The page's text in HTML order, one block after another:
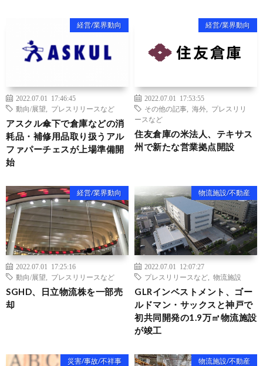
経営/業界動向
2022.07.01 17:46:45
動向/展望
プレスリリースなど
アスクル傘下で倉庫などの消
耗品・補修用品取り扱うアル
ファパーチェスが上場準備開
始
経営/業界動向
2022.07.01 17:53:55
その他の記事
海外
プレスリリ
ースなど
住友倉庫の米法人、テキサス
州で新たな営業拠点開設
経営/業界動向
2022.07.01 17:25:16
動向/展望
プレスリリースなど
SGHD、日立物流株を一部売
却
物流施設/不動産
2022.07.01 12:07:27
プレスリリースなど
物流施設
GLRインベストメント、ゴー
ルドマン・サックスと神戸で
初共同開発の1.9万㎡物流施設
が竣工
災害/事故/不祥事 物流施設/不動産